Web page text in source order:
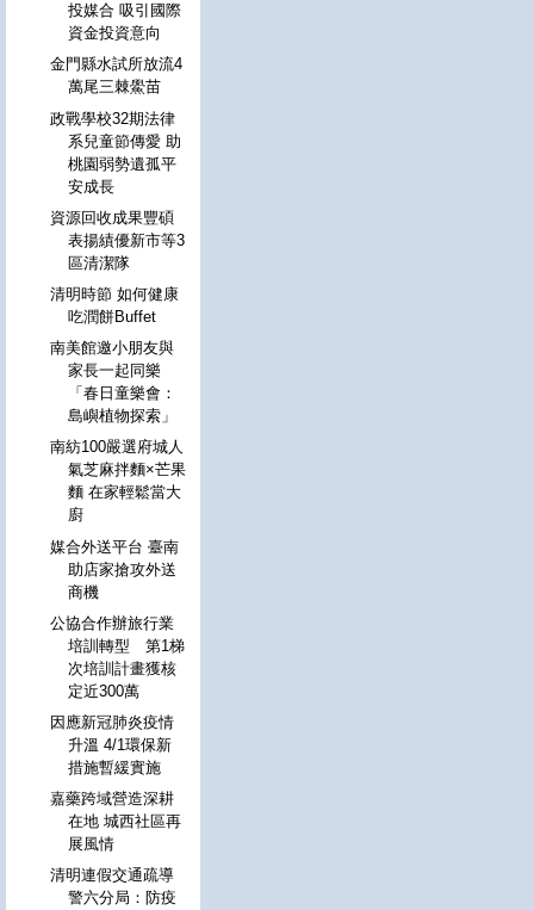
投媒合 吸引國際
資金投資意向
金門縣水試所放流4
萬尾三棘鱟苗
政戰學校32期法律
系兒童節傳愛 助
桃園弱勢遺孤平
安成長
資源回收成果豐碩
表揚績優新市等3
區清潔隊
清明時節 如何健康
吃潤餅Buffet
南美館邀小朋友與
家長一起同樂
「春日童樂會：
島嶼植物探索」
南紡100嚴選府城人
氣芝麻拌麵×芒果
麵 在家輕鬆當大
廚
媒合外送平台 臺南
助店家搶攻外送
商機
公協合作辦旅行業
培訓轉型 第1梯
次培訓計畫獲核
定近300萬
因應新冠肺炎疫情
升溫 4/1環保新
措施暫緩實施
嘉藥跨域營造深耕
在地 城西社區再
展風情
清明連假交通疏導
警六分局：防疫